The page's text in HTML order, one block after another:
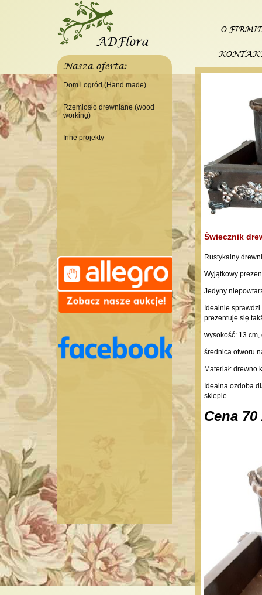
Nasza oferta:
Dom i ogród (Hand made)
Świeczniki
Tace
Panele, szyldy dekoracyjne
Rzemiosło drewniane (wood
working)
Do domu
Inne projekty
O
Świecznik
Rustykalny
Wyjątkowy
Jedyny
Idealnie
prezentuje się
wysokość: 13
średnica otworu
Materiał: drewno
Idealna ozdoba
sklepie.
Cena 70